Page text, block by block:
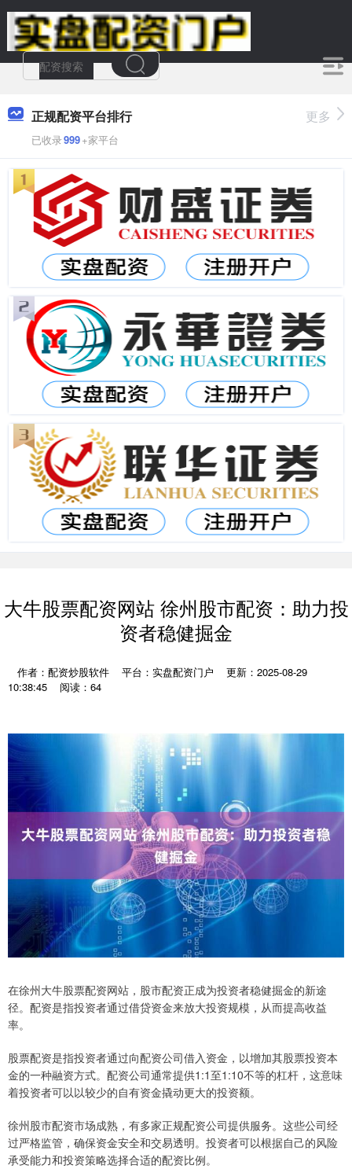
正规配资平台排行
已收录999+家平台
更多
大牛股票配资网站 徐州股市配资：助力投
资者稳健掘金
作者：配资炒股软件 平台：实盘配资门户
更新：2025-08-29
10:38:45
阅读：64
在徐州大牛股票配资网站，股市配资正成为投资者稳健掘金的新途
径。配资是指投资者通过借贷资金来放大投资规模，从而提高收益
率。
股票配资是指投资者通过向配资公司借入资金，以增加其股票投资本
金的一种融资方式。配资公司通常提供1:1至1:10不等的杠杆，这意味
着投资者可以以较少的自有资金撬动更大的投资额。
徐州股市配资市场成熟，有多家正规配资公司提供服务。这些公司经
过严格监管，确保资金安全和交易透明。投资者可以根据自己的风险
承受能力和投资策略选择合适的配资比例。